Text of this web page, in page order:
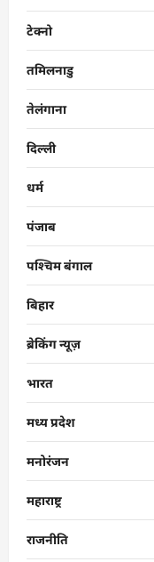
टेक्नो
तमिलनाडु
तेलंगाना
दिल्ली
धर्म
पंजाब
पश्चिम बंगाल
बिहार
ब्रेकिंग न्यूज़
भारत
मध्य प्रदेश
मनोरंजन
महाराष्ट्र
राजनीति